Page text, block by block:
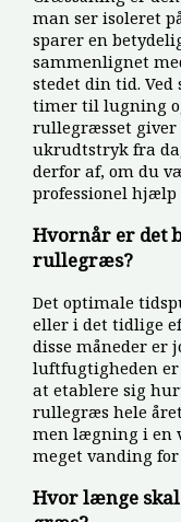
man ser isoleret
sparer en
sammenlignet
stedet din tid.
timer til lugning
rullegræsset
ukrudtstryk fra
derfor af, om du
professionel
Hvornår er det
rullegræs?
Det optimale
eller i det tidlige
disse måneder er
luftfugtigheden
at etablere sig
rullegræs hele
men lægning i en
meget vanding
Hvor længe skal